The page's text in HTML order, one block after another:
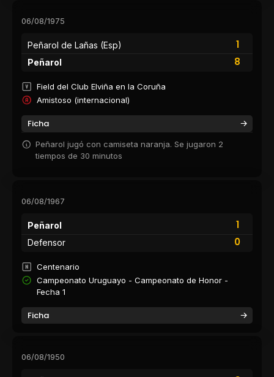
06/08/1975
Peñarol de Lañas (Esp)
1
8
Peñarol
Field del Club Elviña en la Coruña
Amistoso (internacional)
Ficha
Peñarol jugó con camiseta naranja. Se jugaron 2
tiempos de 30 minutos
06/08/1967
Peñarol
1
0
Defensor
Centenario
Campeonato Uruguayo - Campeonato de Honor -
Fecha 1
Ficha
06/08/1950